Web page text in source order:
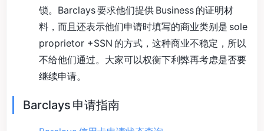
锁。Barclays 要求他们提供 Business 的证明材
料，而且还表示他们申请时填写的商业类别是 sole
proprietor +SSN 的方式，这种商业不稳定，所以
不给他们通过。大家可以权衡下利弊再考虑是否要
继续申请。
Barclays 申请指南